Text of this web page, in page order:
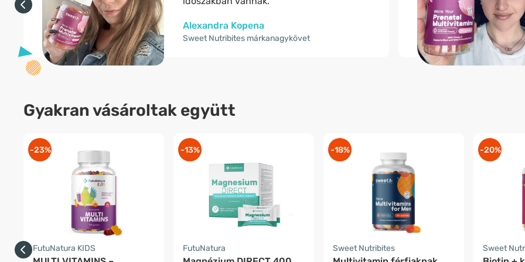
Alexandra Kopena
Sweet Nutribites márkanagykövet
Gyakran vásároltak együtt
-23%
FutuNatura KIDS
-13%
FutuNatura
-18%
Sweet Nutribites
-20%
Sweet